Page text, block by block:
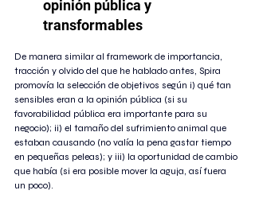
opinión pública y
transformables
De manera similar al framework de importancia,
tracción y olvido del que he hablado antes, Spira
promovía la selección de objetivos según i) qué tan
sensibles eran a la opinión pública (si su
favorabilidad pública era importante para su
negocio); ii) el tamaño del sufrimiento animal que
estaban causando (no valía la pena gastar tiempo
en pequeñas peleas); y iii) la oportunidad de cambio
que había (si era posible mover la aguja, así fuera
un poco).